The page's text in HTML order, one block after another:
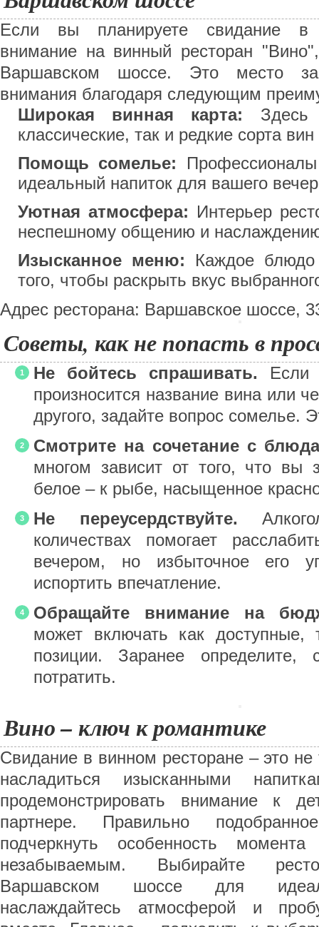
Если вы планируете свидание в
внимание на винный ресторан
Варшавском шоссе. Это место
внимания благодаря следующим
Широкая винная карта: Здесь
классические, так и редкие сорта
Помощь сомелье:
идеальный напиток для вашего
Уютная атмосфера: Интерьер
неспешному общению и
Изысканное меню: Каждое блюдо
того, чтобы раскрыть вкус
Адрес ресторана: Варшавское шоссе,
Советы, как не попасть в
Не бойтесь спрашивать. Если
произносится название вина или
другого, задайте вопрос сомелье.
Смотрите на сочетание с
многом зависит от того, что вы
белое – к рыбе, насыщенное
Не переусердствуйте.
количествах помогает
вечером, но избыточное его
испортить впечатление.
Обращайте внимание на
может включать как доступные,
позиции. Заранее определите,
потратить.
Вино – ключ к романтике
Свидание в винном ресторане – это не
насладиться изысканными
продемонстрировать внимание к
партнере. Правильно
подчеркнуть особенность
незабываемым. Выбирайте
Варшавском шоссе для
наслаждайтесь атмосферой и